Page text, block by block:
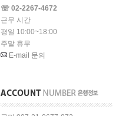
☏ 02-2267-4672
근무 시간
평일 10:00~18:00
주말 휴무
E-mail 문의